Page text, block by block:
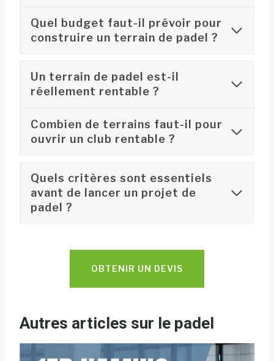
Quel budget faut-il prévoir pour
construire un terrain de padel ?
Un terrain de padel est-il
réellement rentable ?
Combien de terrains faut-il pour
ouvrir un club rentable ?
Quels critères sont essentiels
avant de lancer un projet de
padel ?
OBTENIR UN DEVIS
Autres articles sur le padel